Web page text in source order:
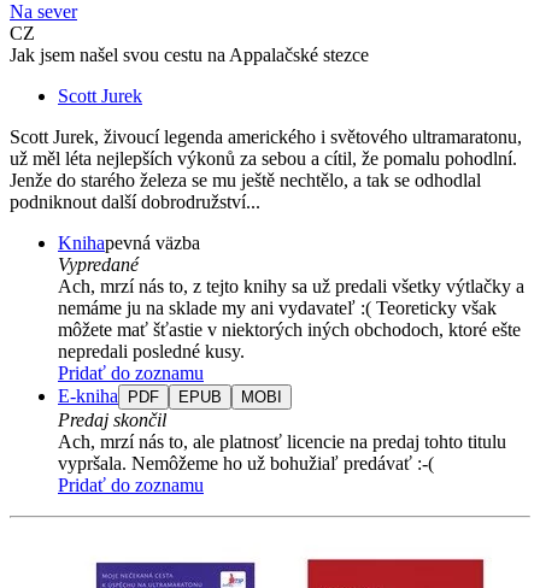
Na sever
CZ
Jak jsem našel svou cestu na Appalačské stezce
Scott Jurek
Scott Jurek, živoucí legenda amerického i světového ultramaratonu,
už měl léta nejlepších výkonů za sebou a cítil, že pomalu pohodlní.
Jenže do starého železa se mu ještě nechtělo, a tak se odhodlal
podniknout další dobrodružství...
Knihapevná väzba
Vypredané
Ach, mrzí nás to, z tejto knihy sa už predali všetky výtlačky a
nemáme ju na sklade my ani vydavateľ :( Teoreticky však
môžete mať šťastie v niektorých iných obchodoch, ktoré ešte
nepredali posledné kusy.
Pridať do zoznamu
E-kniha
PDF EPUB MOBI
Predaj skončil
Ach, mrzí nás to, ale platnosť licencie na predaj tohto titulu
vypršala. Nemôžeme ho už bohužiaľ predávať :-(
Pridať do zoznamu